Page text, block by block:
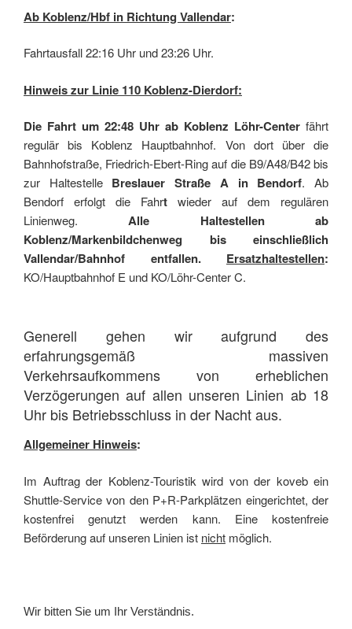
Ab Koblenz/Hbf in Richtung Vallendar:
Fahrtausfall 22:16 Uhr und 23:26 Uhr.
Hinweis zur Linie 110 Koblenz-Dierdorf:
Die Fahrt um 22:48 Uhr ab Koblenz Löhr-Center fährt
regulär bis Koblenz Hauptbahnhof. Von dort über die
Bahnhofstraße, Friedrich-Ebert-Ring auf die B9/A48/B42 bis
zur Haltestelle Breslauer Straße A in Bendorf. Ab
Bendorf erfolgt die Fahrt wieder auf dem regulären
Linienweg.Alle Haltestellen ab
Koblenz/Markenbildchenweg bis einschließlich
Vallendar/Bahnhof entfallen. Ersatzhaltestellen:
KO/Hauptbahnhof E und KO/Löhr-Center C.
Generell gehen wir aufgrund des
erfahrungsgemäß massiven
Verkehrsaufkommens von erheblichen
Verzögerungen auf allen unseren Linien ab 18
Uhr bis Betriebsschluss in der Nacht aus.
Allgemeiner Hinweis:
Im Auftrag der Koblenz-Touristik wird von der koveb ein
Shuttle-Service von den P+R-Parkplätzen eingerichtet, der
kostenfrei genutzt werden kann. Eine kostenfreie
Beförderung auf unseren Linien ist nicht möglich.
Wir bitten Sie um Ihr Verständnis.